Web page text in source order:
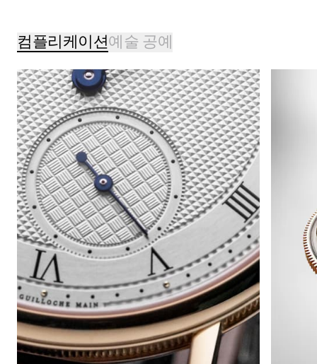
컴플리케이션예술 공예